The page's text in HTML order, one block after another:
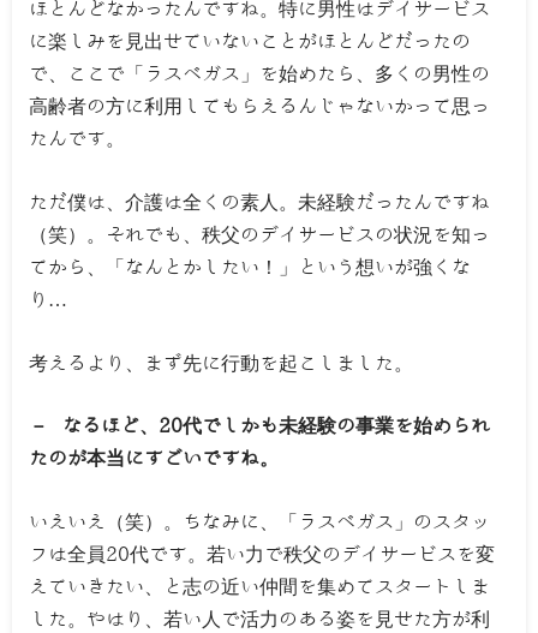
ほとんどなかったんですね。特に男性はデイサービス
に楽しみを見出せていないことがほとんどだったの
で、ここで「ラスベガス」を始めたら、多くの男性の
高齢者の方に利用してもらえるんじゃないかって思っ
たんです。
ただ僕は、介護は全くの素人。未経験だったんですね
（笑）。それでも、秩父のデイサービスの状況を知っ
てから、「なんとかしたい！」という想いが強くな
り…
考えるより、まず先に行動を起こしました。
－ なるほど、20代でしかも未経験の事業を始められ
たのが本当にすごいですね。
いえいえ（笑）。ちなみに、「ラスベガス」のスタッ
フは全員20代です。若い力で秩父のデイサービスを変
えていきたい、と志の近い仲間を集めてスタートしま
した。やはり、若い人で活力のある姿を見せた方が利